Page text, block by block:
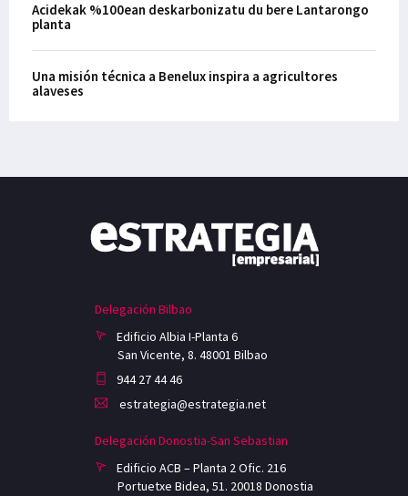
Acidekak %100ean deskarbonizatu du bere Lantarongo
planta
Una misión técnica a Benelux inspira a agricultores
alaveses
Delegación Bilbao
Edificio Albia I-Planta 6
San Vicente, 8. 48001 Bilbao
944 27 44 46
estrategia@estrategia.net
Delegación Donostia-San Sebastian
Edificio ACB – Planta 2 Ofic. 216
Portuetxe Bidea, 51. 20018 Donostia